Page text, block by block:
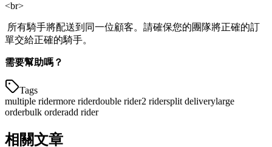
<br>
​ 所有騎手將配送到同一位顧客。請確保您的團隊將正確的訂
單交給正確的騎手。
需要幫助嗎？
Tags
multiple ridermore riderdouble rider2 ridersplit deliverylarge
orderbulk orderadd rider
相關文章